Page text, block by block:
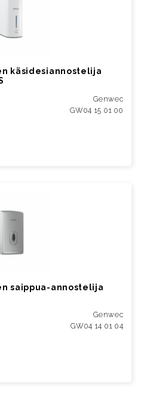
käsidesiannostelija
Genwec
GW04 15 01 00
saippua-annostelija
Genwec
GW04 14 01 04